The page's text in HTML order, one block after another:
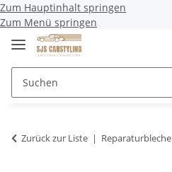
Zum Hauptinhalt springen
Zum Menü springen
Zurück zur Liste Reparaturbleche